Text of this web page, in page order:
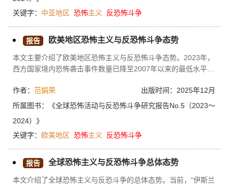
富汗北部与塔吉克斯坦接壤地区。但可以看到，阿富汗恐怖威胁
输出大部分都南至巴基斯坦（或东至伊朗），而不是北至中亚。
然而，塔吉克斯坦人屡次出现在世界各地的恐怖袭击和阴谋中令
人担忧。在阿富汗和叙利亚，来自中亚国家的恐怖分子加入这两
个国家的恐怖组织成为焦点，需要进一步观察和追踪研究。除此
之外，中亚国家面临更多的是网络恐怖主义和通过加密货币数字
技术资助恐怖主义和极端组织的情况，而中亚国家并没有制定成
关键字： 中亚地区 恐怖主义 反恐怖斗争
报告 欧美地区恐怖主义与反恐怖斗争态势
本文主要介绍了欧美地区恐怖主义与反恐怖斗争态势。2023年，
西方国家境内恐怖袭击事件数量已降至2007年以来的最低水平，
势，欧美等西方国家对内仍继续强化国内反恐措施，旨在将恐怖
主义扼杀在萌芽状态；对外推卸国际反恐责任，逐渐丧失反恐主
机反扑，对欧美国家境内外构成的恐怖主义威胁仍存，西方国家
反恐之路并未结束。
出版时间：2025年12月
作者： 范娟荣
所属图书：
《全球恐怖活动与反恐怖斗争研究报告No.5（2023～
2024）》
关键字：
欧美地区 恐怖主义 反恐怖斗争
报告 全球恐怖主义与反恐怖斗争总体态势
本文介绍了全球恐怖主义与反恐斗争的总体态势。当前，“伊斯兰